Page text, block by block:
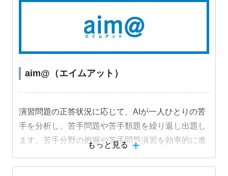
aim@（エイムアット）
演習問題の正答状況に応じて、AIが一人ひとりの苦
手を分析し、苦手問題や苦手類題を繰り返し出題し
ます。苦手分野の把握や苦手問題演習を効率的に進
もっと見る